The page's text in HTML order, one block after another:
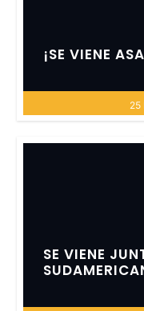
25
¡SE VIENE
SE VIENE